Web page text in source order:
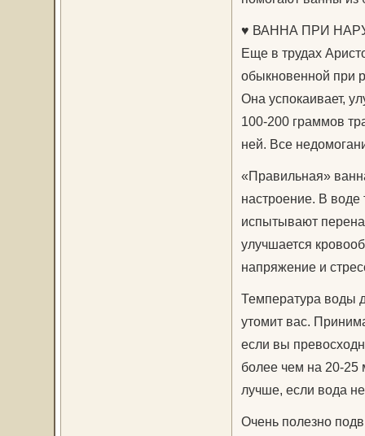
♥ ВАННА ПРИ
Еще в трудах
обыкновенной при
Она успокаивает,
100-200 граммов
ней. Все
«Правильная»
настроение. В
испытывают
улучшается
напряжение и
Температура воды
утомит вас.
если вы
более чем на 20-25
лучше, если вода
Очень полезно